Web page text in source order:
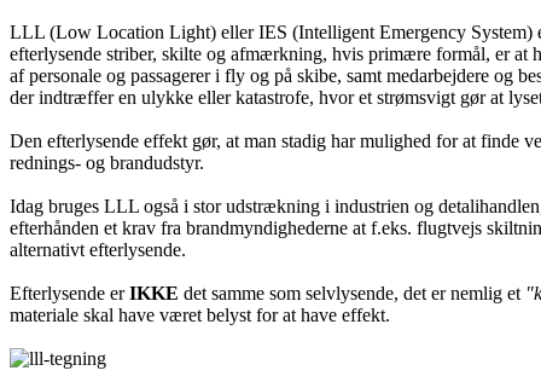
LLL (Low Location Light) eller IES (Intelligent Emergency System)
efterlysende striber, skilte og afmærkning, hvis primære formål, er at
af personale og passagerer i fly og på skibe, samt medarbejdere og
der indtræffer en ulykke eller katastrofe, hvor et strømsvigt gør at
Den efterlysende effekt gør, at man stadig har mulighed for at finde
rednings- og brandudstyr.
Idag bruges LLL også i stor udstrækning i industrien og
efterhånden et krav fra brandmyndighederne at f.eks. flugtvejs
alternativt efterlysende.
Efterlysende erIKKE det samme som selvlysende, det er nemlig et
materiale skal have været belyst for at have effekt.